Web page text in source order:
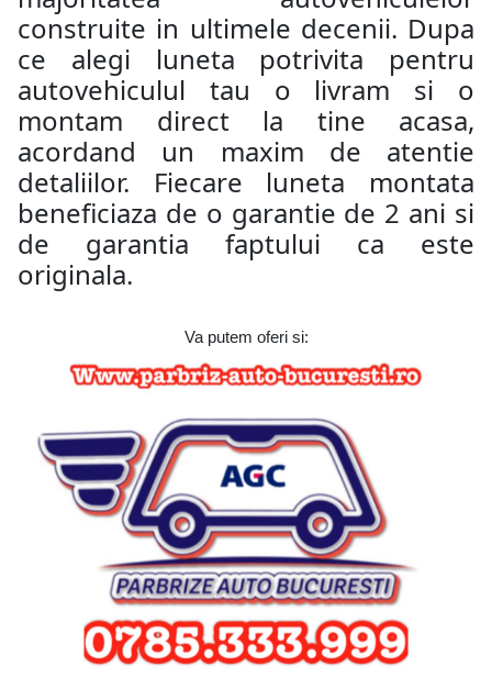
construite in ultimele decenii. Dupa
ce alegi luneta potrivita pentru
autovehiculul tau o livram si o
montam direct la tine acasa,
acordand un maxim de atentie
detaliilor. Fiecare luneta montata
beneficiaza de o garantie de 2 ani si
de garantia faptului ca este
originala.
Va putem oferi si: